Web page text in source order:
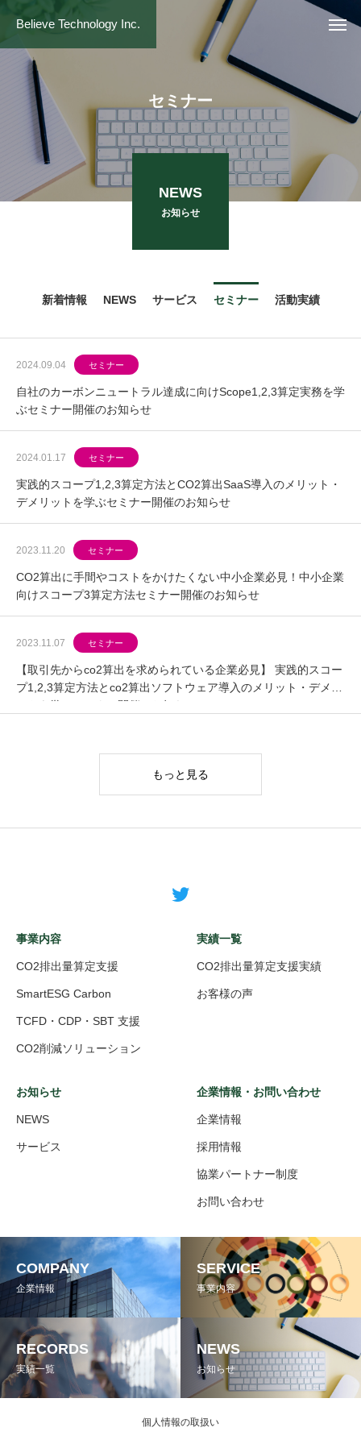
Believe Technology Inc.
セ ミ ナー
NEWS
お知らせ
新着情報 NEWS サービス セミナー 活動実績
2024.09.04 セミナー
自社のカーボンニュートラル達成に向けScope1,2,3算定実務を学
ぶセミナー開催のお知らせ
2024.01.17 セミナー
実践的スコープ1,2,3算定方法とCO2算出SaaS導入のメリット・
デメリットを学ぶセミナー開催のお知らせ
2023.11.20 セミナー
CO2算出に手間やコストをかけたくない中小企業必見！中小企業
向けスコープ3算定方法セミナー開催のお知らせ
2023.11.07 セミナー
【取引先からco2算出を求められている企業必見】 実践的スコー
プ1,2,3算定方法とco2算出ソフトウェア導入のメリット・デメリ
ットを学ぶセミナー開催のお知らせ
もっと見る
事業内容
CO2排出量算定支援
SmartESG Carbon
TCFD・CDP・SBT 支援
CO2削減ソリューション
実績一覧
CO2排出量算定支援実績
お客様の声
お知らせ
NEWS
サービス
企業情報・お問い合わせ
企業情報
採用情報
協業パートナー制度
お問い合わせ
COMPANY
企業情報
SERVICE
事業内容
RECORDS
実績一覧
NEWS
お知らせ
個人情報の取扱い